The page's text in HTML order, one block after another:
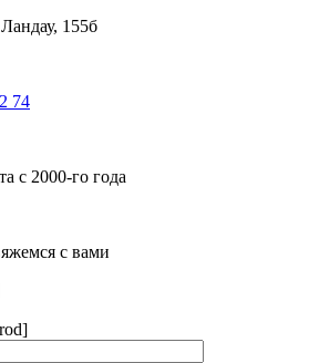
155б
74
с 2000-го года
с вами